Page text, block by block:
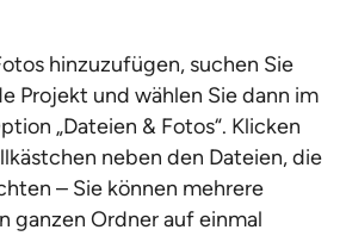
hinzuzufügen, suchen Sie
Projekt und wählen Sie dann im
„Dateien & Fotos“. Klicken
neben den Dateien, die
– Sie können mehrere
ganzen Ordner auf einmal